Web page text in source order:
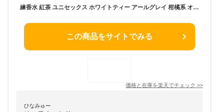
練香水 紅茶 ユニセックス ホワイトティー アールグレイ 柑橘系 オレンジ ムスク ローズ 爽やか フローラル フルーティー 甘い レディース メンズ
この商品をサイトでみる
価格と在庫を楽天でチェック >>
ひなみゅー